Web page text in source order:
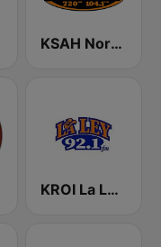
KSAH Norteño 720 y 104.1
KROI La Ley 92.1 FM